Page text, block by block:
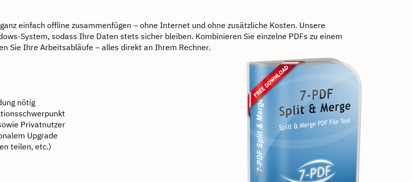
einfach offline zusammenfügen – ohne Internet und ohne zusätzliche Kosten. Unsere
System, sodass Ihre Daten stets sicher bleiben. Kombinieren Sie einzelne PDFs zu einem
Sie Ihre Arbeitsabläufe – alles direkt an Ihrem Rechner.
nötig
Privatnutzer
Upgrade
teilen, etc.)